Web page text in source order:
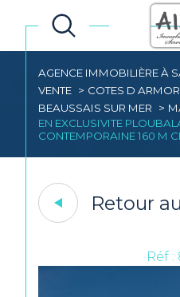
AGENCE IMMOBILIÈRE À
VENTE
COTES D ARMOR
BEAUSSAIS SUR MER
EN EXCLUSIVITE
CONTEMPORAINE 160 M
Retour
Réf :